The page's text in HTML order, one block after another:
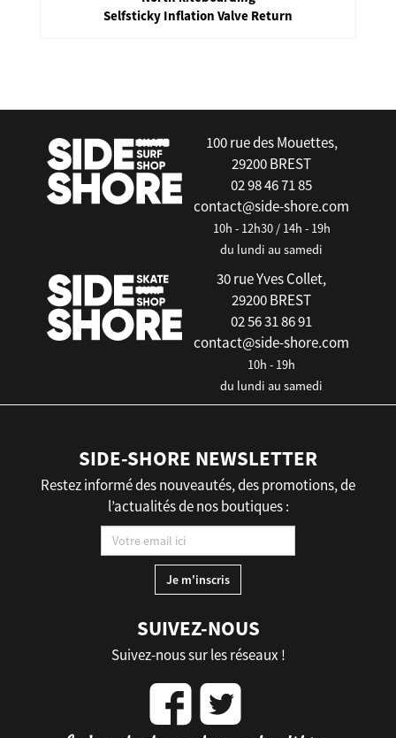
Selfsticky Inflation Valve Return
100 rue des Mouettes,
29200 BREST
02 98 46 71 85
contact@side-shore.com
10h - 12h30 / 14h - 19h
du lundi au samedi
30 rue Yves Collet,
29200 BREST
02 56 31 86 91
contact@side-shore.com
10h - 19h
du lundi au samedi
SIDE-SHORE NEWSLETTER
Restez informé des nouveautés, des promotions, de
l’actualités de nos boutiques :
SUIVEZ-NOUS
Suivez-nous sur les réseaux !